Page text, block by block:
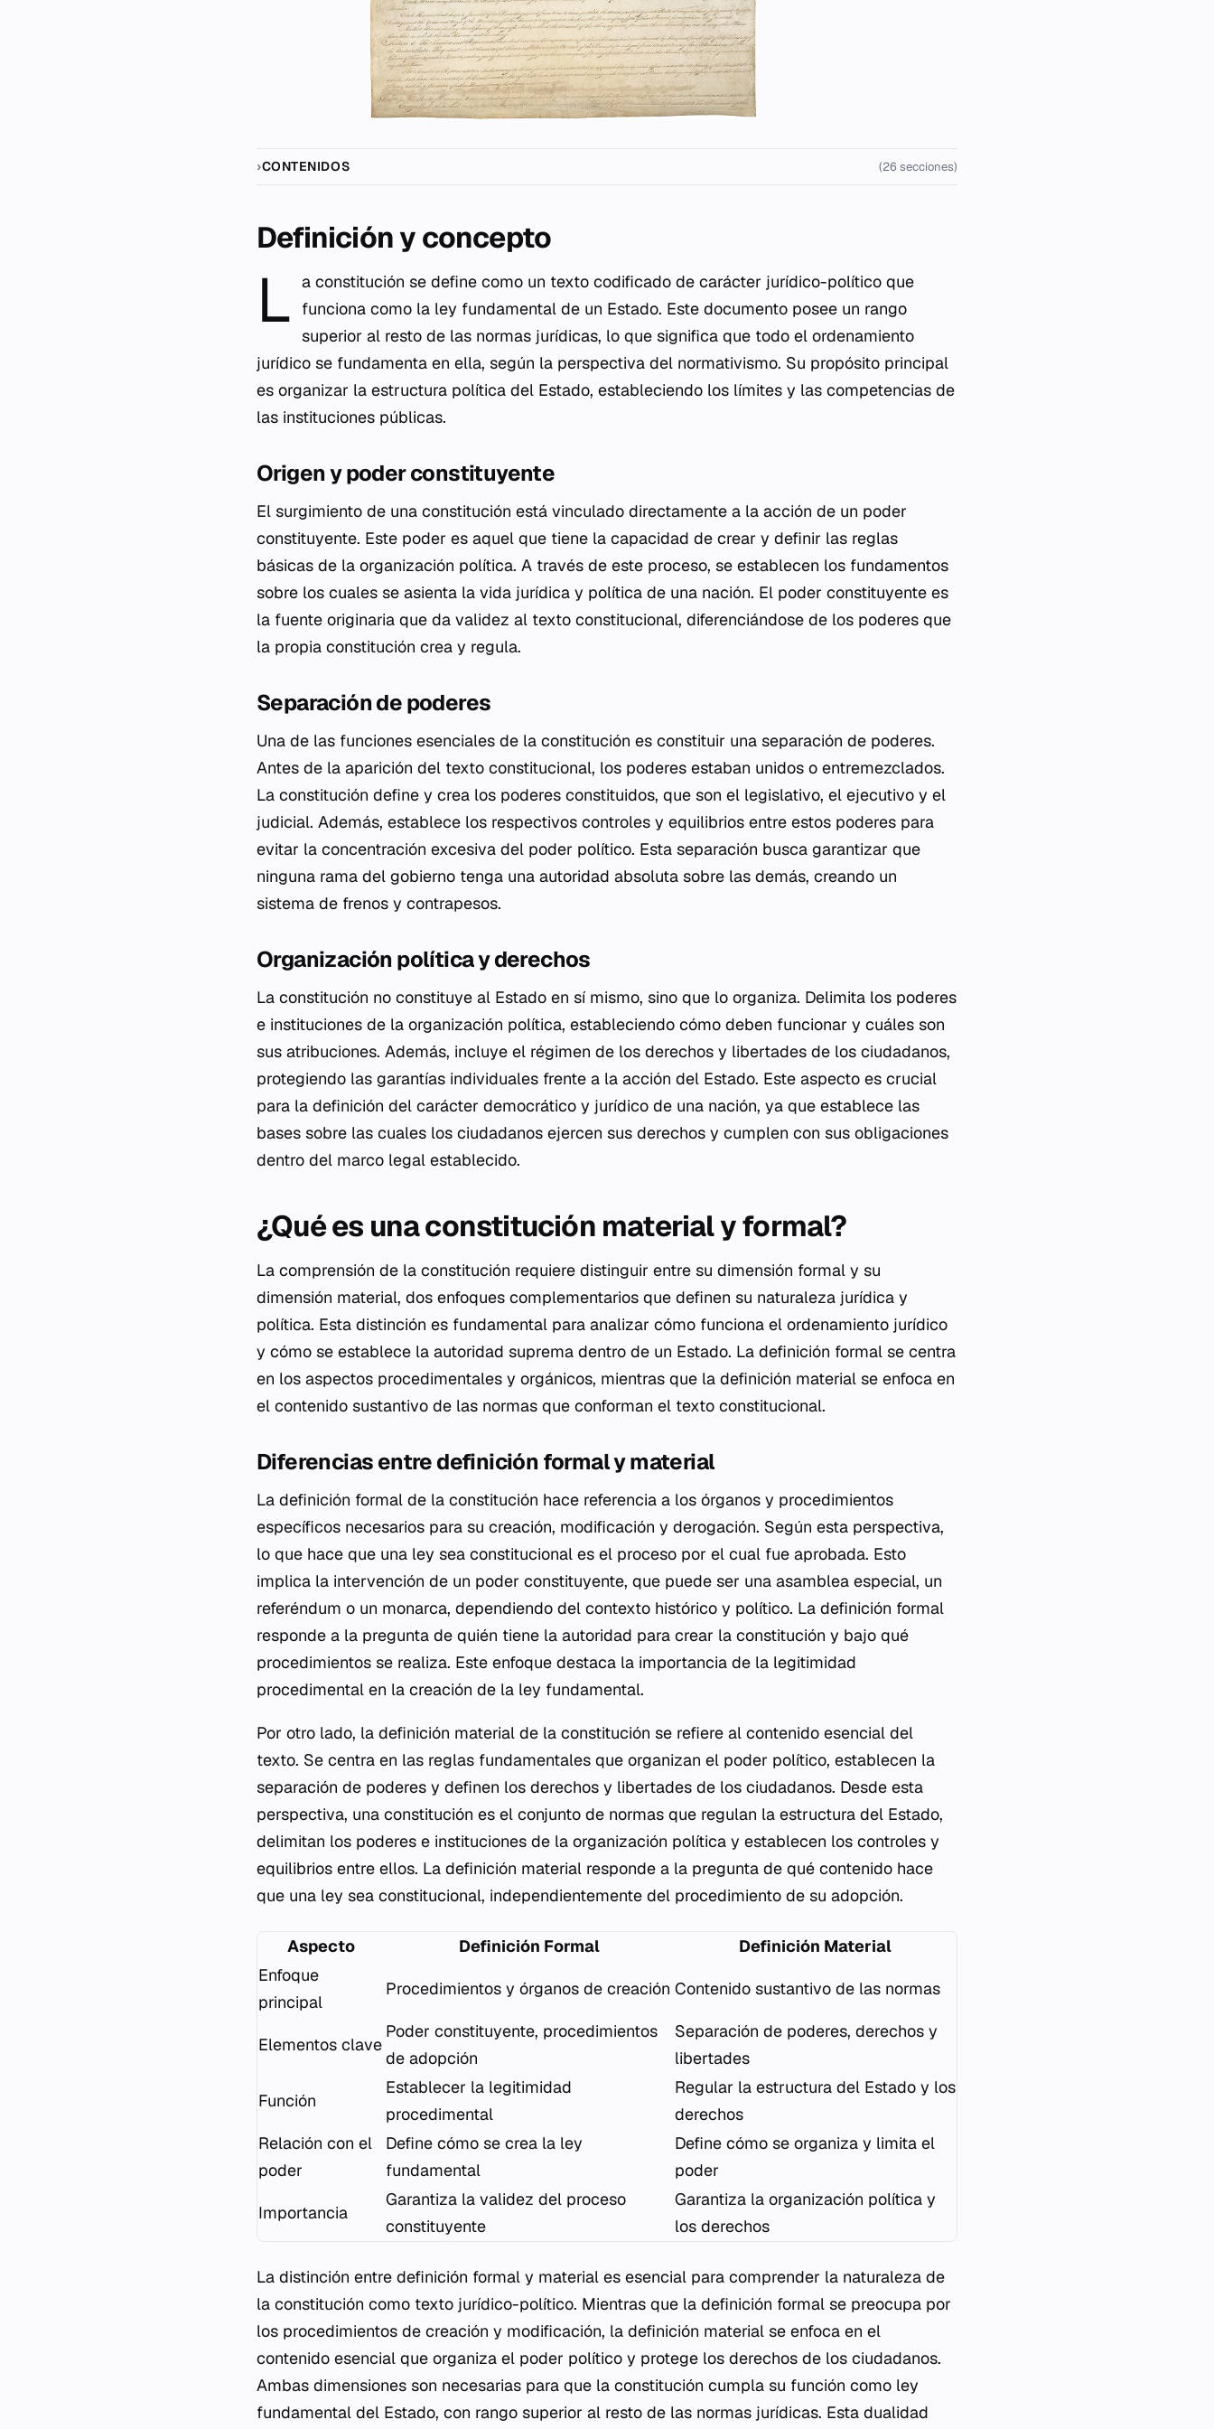
CONTENIDOS (26 secciones)
Definición y concepto
L a constitución se define como un texto codificado de carácter jurídico-político que
funciona como la ley fundamental de un Estado. Este documento posee un rango
superior al resto de las normas jurídicas, lo que significa que todo el ordenamiento
jurídico se fundamenta en ella, según la perspectiva del normativismo. Su propósito principal
es organizar la estructura política del Estado, estableciendo los límites y las competencias de
las instituciones públicas.
Origen y poder constituyente
El surgimiento de una constitución está vinculado directamente a la acción de un poder
constituyente. Este poder es aquel que tiene la capacidad de crear y definir las reglas
básicas de la organización política. A través de este proceso, se establecen los fundamentos
sobre los cuales se asienta la vida jurídica y política de una nación. El poder constituyente es
la fuente originaria que da validez al texto constitucional, diferenciándose de los poderes que
la propia constitución crea y regula.
Separación de poderes
Una de las funciones esenciales de la constitución es constituir una separación de poderes.
Antes de la aparición del texto constitucional, los poderes estaban unidos o entremezclados.
La constitución define y crea los poderes constituidos, que son el legislativo, el ejecutivo y el
judicial. Además, establece los respectivos controles y equilibrios entre estos poderes para
evitar la concentración excesiva del poder político. Esta separación busca garantizar que
ninguna rama del gobierno tenga una autoridad absoluta sobre las demás, creando un
sistema de frenos y contrapesos.
Organización política y derechos
La constitución no constituye al Estado en sí mismo, sino que lo organiza. Delimita los poderes
e instituciones de la organización política, estableciendo cómo deben funcionar y cuáles son
sus atribuciones. Además, incluye el régimen de los derechos y libertades de los ciudadanos,
protegiendo las garantías individuales frente a la acción del Estado. Este aspecto es crucial
para la definición del carácter democrático y jurídico de una nación, ya que establece las
bases sobre las cuales los ciudadanos ejercen sus derechos y cumplen con sus obligaciones
dentro del marco legal establecido.
¿Qué es una constitución material y formal?
La comprensión de la constitución requiere distinguir entre su dimensión formal y su
dimensión material, dos enfoques complementarios que definen su naturaleza jurídica y
política. Esta distinción es fundamental para analizar cómo funciona el ordenamiento jurídico
y cómo se establece la autoridad suprema dentro de un Estado. La definición formal se centra
en los aspectos procedimentales y orgánicos, mientras que la definición material se enfoca en
el contenido sustantivo de las normas que conforman el texto constitucional.
Diferencias entre definición formal y material
La definición formal de la constitución hace referencia a los órganos y procedimientos
específicos necesarios para su creación, modificación y derogación. Según esta perspectiva,
lo que hace que una ley sea constitucional es el proceso por el cual fue aprobada. Esto
implica la intervención de un poder constituyente, que puede ser una asamblea especial, un
referéndum o un monarca, dependiendo del contexto histórico y político. La definición formal
responde a la pregunta de quién tiene la autoridad para crear la constitución y bajo qué
procedimientos se realiza. Este enfoque destaca la importancia de la legitimidad
procedimental en la creación de la ley fundamental.
Por otro lado, la definición material de la constitución se refiere al contenido esencial del
texto. Se centra en las reglas fundamentales que organizan el poder político, establecen la
separación de poderes y definen los derechos y libertades de los ciudadanos. Desde esta
perspectiva, una constitución es el conjunto de normas que regulan la estructura del Estado,
delimitan los poderes e instituciones de la organización política y establecen los controles y
equilibrios entre ellos. La definición material responde a la pregunta de qué contenido hace
que una ley sea constitucional, independientemente del procedimiento de su adopción.
Aspecto Definición Formal
Definición Material
Enfoque
principal
Procedimientos y órganos de creación Contenido sustantivo de las normas
Elementos clave
Poder constituyente, procedimientos
de adopción
Separación de poderes, derechos y
libertades
Función
Establecer la legitimidad
procedimental
Regular la estructura del Estado y los
derechos
Relación con el
poder
Define cómo se crea la ley
fundamental
Define cómo se organiza y limita el
poder
Importancia
Garantiza la validez del proceso
constituyente
Garantiza la organización política y
los derechos
La distinción entre definición formal y material es esencial para comprender la naturaleza de
la constitución como texto jurídico-político. Mientras que la definición formal se preocupa por
los procedimientos de creación y modificación, la definición material se enfoca en el
contenido esencial que organiza el poder político y protege los derechos de los ciudadanos.
Ambas dimensiones son necesarias para que la constitución cumpla su función como ley
fundamental del Estado, con rango superior al resto de las normas jurídicas. Esta dualidad